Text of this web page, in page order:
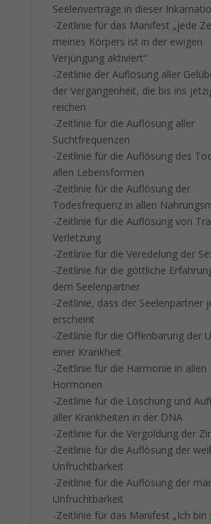
Seelenverträge in dieser
-Zeitlinie für das Manifest „jede
meines Körpers ist in der ewigen
Verjüngung aktiviert“
-Zeitlinie der Auflösung aller
der Vergangenheit, die bis ins
reichen
-Zeitlinie für die Auflösung aller
Suchtfrequenzen
-Zeitlinie für die Auflösung des
allen Lebensformen
-Zeitlinie für die Auflösung der
Todesfrequenz in allen
-Zeitlinie für die Auflösung von
Verletzung
-Zeitlinie für die Veredelung der
-Zeitlinie für die göttliche
dem Seelenpartner
-Zeitlinie, dass der Seelenpartner
erscheint
-Zeitlinie für die Offenbarung der
einer Krankheit
-Zeitlinie für die Harmonie in allen
Hormonen
-Zeitlinie für die Löschung und
aller Krankheiten in der DNA
-Zeitlinie für die Vergoldung der
-Zeitlinie für die Auflösung der
Unfruchtbarkeit
-Zeitlinie für die Auflösung der
Unfruchtbarkeit
-Zeitlinie für das Manifest „Ich bin